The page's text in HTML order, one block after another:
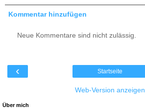
Kommentar hinzufügen
Neue Kommentare sind nicht zulässig.
‹ Startseite
Web-Version anzeigen
Über mich